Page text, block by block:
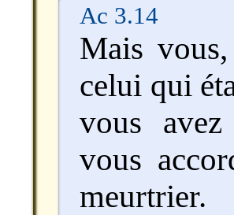
Ac 3.14
Mais
celui qui
vous
vous
meurtrier.